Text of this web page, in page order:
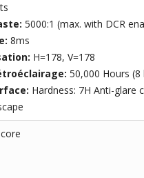
5000:1 (max. with DCR
8ms
H=178, V=178
50,000 Hours
Hardness: 7H Anti-glare